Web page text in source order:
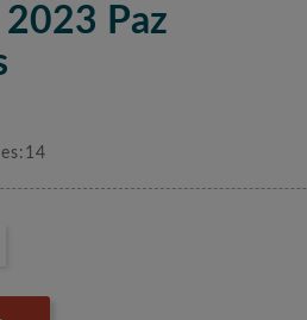
2023 Paz